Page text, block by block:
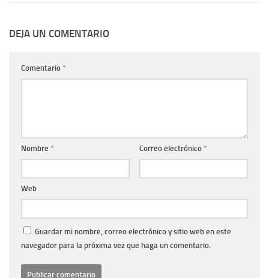
DEJA UN COMENTARIO
Comentario *
Nombre * Correo electrónico *
Web
Guardar mi nombre, correo electrónico y sitio web en este
navegador para la próxima vez que haga un comentario.